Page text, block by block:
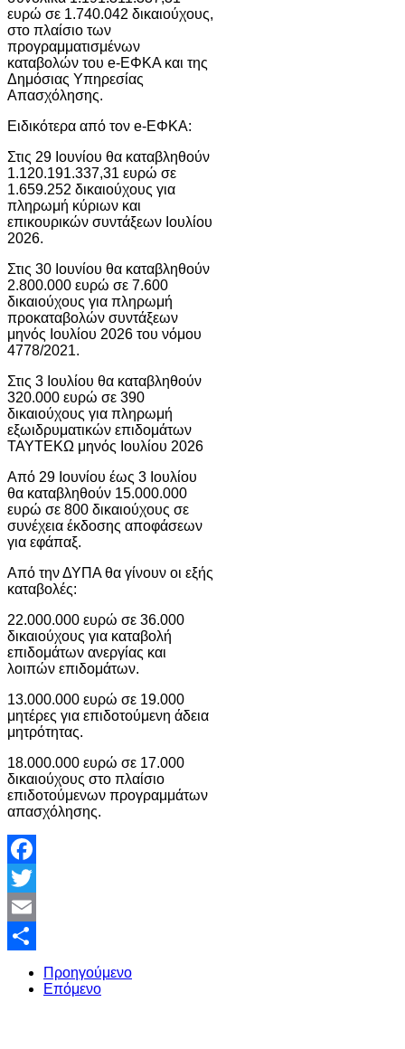
ευρώ σε 1.740.042 δικαιούχους,
στο πλαίσιο των
προγραμματισμένων
καταβολών του e-ΕΦΚΑ και της
Δημόσιας Υπηρεσίας
Απασχόλησης.
Ειδικότερα από τον e-ΕΦΚΑ:
Στις 29 Ιουνίου θα καταβληθούν
1.120.191.337,31 ευρώ σε
1.659.252 δικαιούχους για
πληρωμή κύριων και
επικουρικών συντάξεων Ιουλίου
2026.
Στις 30 Ιουνίου θα καταβληθούν
2.800.000 ευρώ σε 7.600
δικαιούχους για πληρωμή
προκαταβολών συντάξεων
μηνός Ιουλίου 2026 του νόμου
4778/2021.
Στις 3 Ιουλίου θα καταβληθούν
320.000 ευρώ σε 390
δικαιούχους για πληρωμή
εξωιδρυματικών επιδομάτων
ΤΑΥΤΕΚΩ μηνός Ιουλίου 2026
Από 29 Ιουνίου έως 3 Ιουλίου
θα καταβληθούν 15.000.000
ευρώ σε 800 δικαιούχους σε
συνέχεια έκδοσης αποφάσεων
για εφάπαξ.
Από την ΔΥΠΑ θα γίνουν οι εξής
καταβολές:
22.000.000 ευρώ σε 36.000
δικαιούχους για καταβολή
επιδομάτων ανεργίας και
λοιπών επιδομάτων.
13.000.000 ευρώ σε 19.000
μητέρες για επιδοτούμενη άδεια
μητρότητας.
18.000.000 ευρώ σε 17.000
δικαιούχους στο πλαίσιο
επιδοτούμενων προγραμμάτων
απασχόλησης.
Facebook
Twitter
Email
Share
Προηγούμενο
Επόμενο